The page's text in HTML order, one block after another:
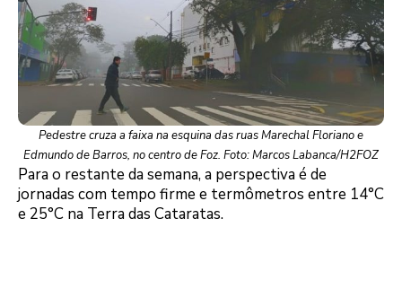
Pedestre cruza a faixa na esquina das ruas Marechal Floriano e
Edmundo de Barros, no centro de Foz. Foto: Marcos Labanca/H2FOZ
Para o restante da semana, a perspectiva é de
jornadas com tempo firme e termômetros entre 14°C
e 25°C na Terra das Cataratas.